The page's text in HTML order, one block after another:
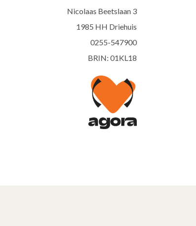
Nicolaas Beetslaan 3
1985 HH Driehuis
0255-547900
BRIN: 01KL18